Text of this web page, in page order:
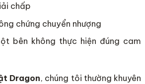
chấp
chứng chuyển nhượng
bên không thực hiện đúng cam
Dragon, chúng tôi thường khuyên